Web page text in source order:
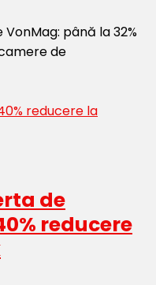
până la 32%
de
de
reducere